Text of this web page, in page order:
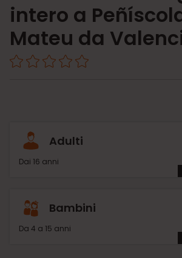
intero a
Mateu da
Adulti
Dai 16 anni
Bambini
Da 4 a 15 anni